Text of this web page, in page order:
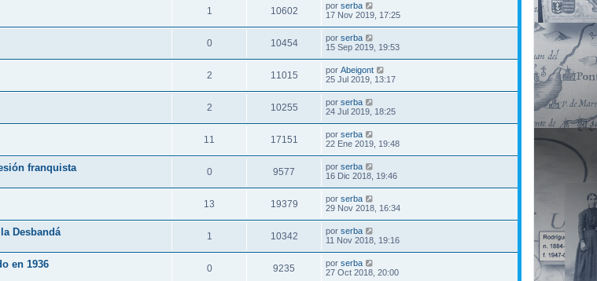
1 10602 por serba
17 Nov 2019, 17:25
0 10454 por serba
15 Sep 2019, 19:53
2 11015 por Abeigont
25 Jul 2019, 13:17
2 10255 por serba
24 Jul 2019, 18:25
11 17151 por serba
22 Ene 2019, 19:48
franquista 0 9577 por serba
16 Dic 2018, 19:46
13 19379 por serba
29 Nov 2018, 16:34
Desbandá 1 10342 por serba
11 Nov 2018, 19:16
en 1936 0 9235 por serba
27 Oct 2018, 20:00